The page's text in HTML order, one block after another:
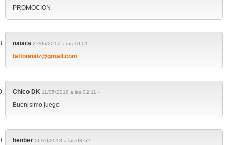
PROMOCION
naiara 27/06/2017 a las 10:01 -
tattoonaiz@gmail.com
Chico DK 11/05/2018 a las 02:11 -
Buenisimo juego
henber 06/10/2018 a las 03:52 -